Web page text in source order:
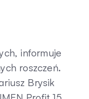
informuje
roszczeń.
Brysik